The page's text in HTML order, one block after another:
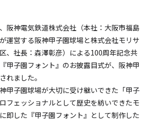
阪神電気鉄道株式会社（本社：大阪市福島
運営する阪神甲子園球場と株式会社モリサ
、社長：森澤彰彦）による100周年記念共
甲子園フォント』のお披露目式が、阪神甲
れました。
甲子園球場が大切に受け継いできた「甲子
フェッショナルとして歴史を紡いできたモ
即した『甲子園フォント』として制作した